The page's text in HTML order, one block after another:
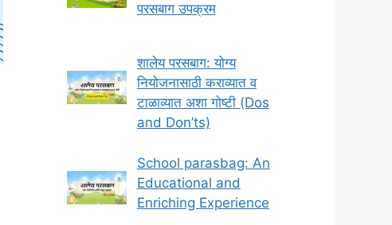
परसबाग उपक्रम
शालेय परसबाग: योग्य
नियोजनासाठी कराव्यात व
टाळाव्यात अशा गोष्टी (Dos
and Don’ts)
School parasbag: An
Educational and
Enriching Experience